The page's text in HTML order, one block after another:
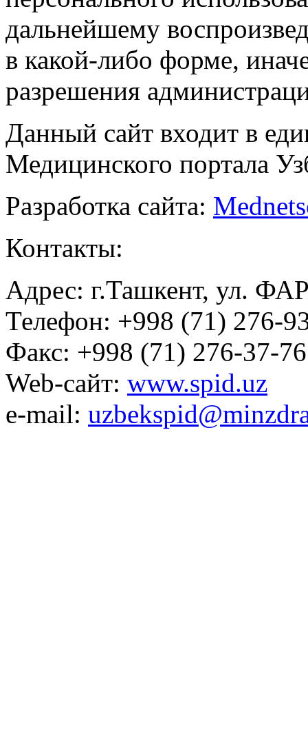
дальнейшему
в какой-либо форме,
разрешения
Данный сайт входит в
Медицинского портала
Разработка сайта:
Контакты:
Адрес: г.Ташкент, ул.
Телефон: +998 (71) 276-
Факс: +998 (71) 276-37-76
Web-сайт: www.spid.uz
e-mail: